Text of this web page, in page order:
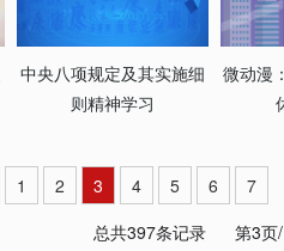
中央八项规定及其实施细
则精神学习
微动漫
1 2 3 4 5 6 7
总共397条记录 第3页/